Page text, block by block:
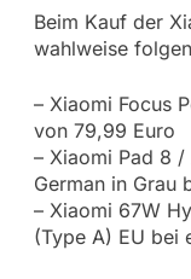
Beim Kauf der
wahlweise
– Xiaomi Focus
von 79,99 Euro
– Xiaomi Pad 8
German in Grau
– Xiaomi 67W
(Type A) EU bei